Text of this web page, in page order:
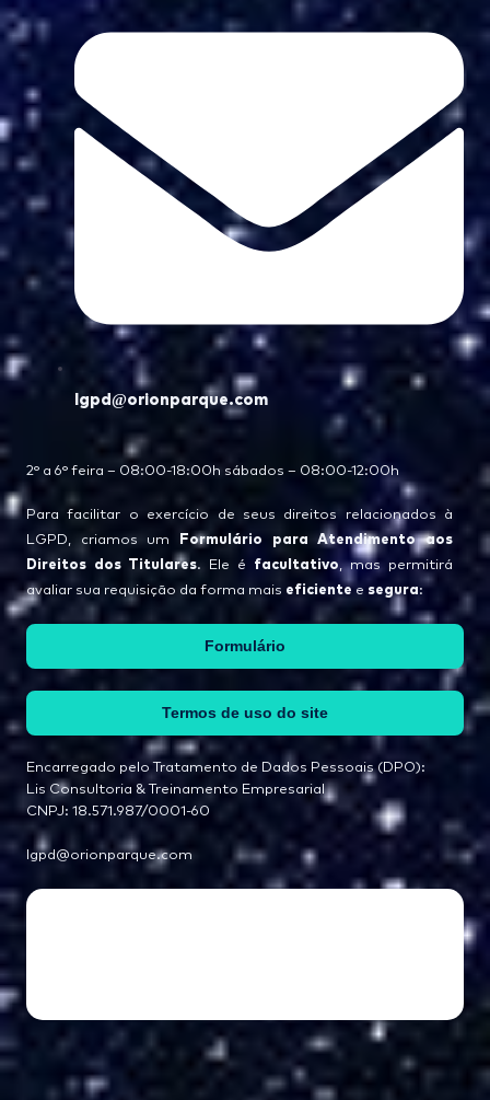
lgpd@orionparque.com
2° a 6° feira – 08:00-18:00h sábados – 08:00-12:00h
Para facilitar o exercício de seus direitos relacionados à
LGPD, criamos um Formulário para Atendimento aos
Direitos dos Titulares. Ele é facultativo, mas permitirá
avaliar sua requisição da forma mais eficientee segura:
Formulário
Termos de uso do site
Encarregado pelo Tratamento de Dados Pessoais (DPO):
Lis Consultoria & Treinamento Empresarial
CNPJ: 18.571.987/0001-60
lgpd@orionparque.com